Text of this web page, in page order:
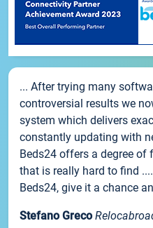
... After trying many
controversial results we
system which delivers
constantly updating with
Beds24 offers a degree
that is really hard to find
Beds24, give it a chance
Stefano Greco